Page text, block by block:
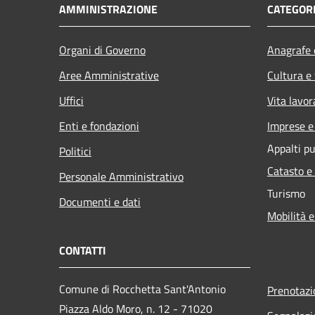
AMMINISTRAZIONE
Organi di Governo
Aree Amministrative
Uffici
Enti e fondazioni
Politici
Personale Amministrativo
Documenti e dati
Cultura
Vita
Imprese
Appalti
Catasto
Turismo
Mobilità
CONTATTI
Comune di Rocchetta Sant'Antonio
Piazza Aldo Moro, n. 12 - 71020